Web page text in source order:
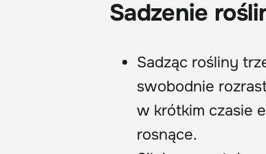
Sadzenie
Sadząc rośliny
swobodnie
w krótkim czasie
rosnące.